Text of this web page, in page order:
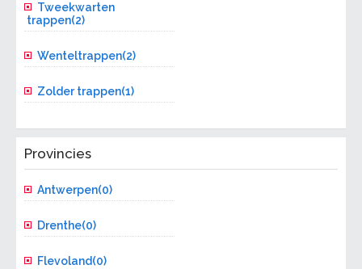
Tweekwarten
trappen(2)
Wenteltrappen(2)
Zolder trappen(1)
Provincies
Antwerpen(0)
Drenthe(0)
Flevoland(0)